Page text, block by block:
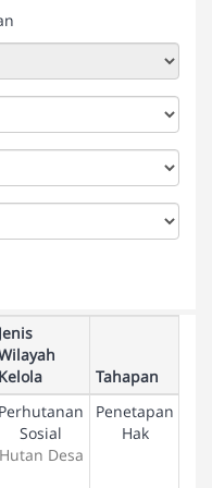
Jenis
Kelola
Tahapan
Perhutanan
Sosial
Hutan Desa
Penetapan
Hak